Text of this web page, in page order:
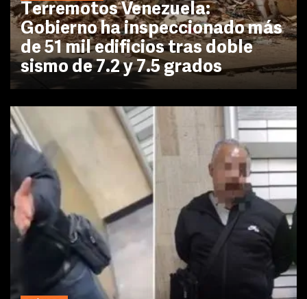
Terremotos Venezuela:
Gobierno ha inspeccionado más
de 51 mil edificios tras doble
sismo de 7.2 y 7.5 grados